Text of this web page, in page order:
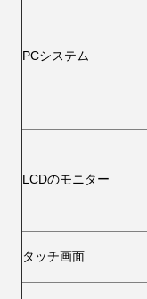
PCシステム
LCDのモニター
タッチ画面